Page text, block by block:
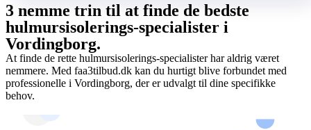
3 nemme trin til at finde de bedste
hulmursisolerings-specialister i
Vordingborg.
At finde de rette hulmursisolerings-specialister har aldrig været
nemmere. Med faa3tilbud.dk kan du hurtigt blive forbundet med
professionelle i Vordingborg, der er udvalgt til dine specifikke
behov.